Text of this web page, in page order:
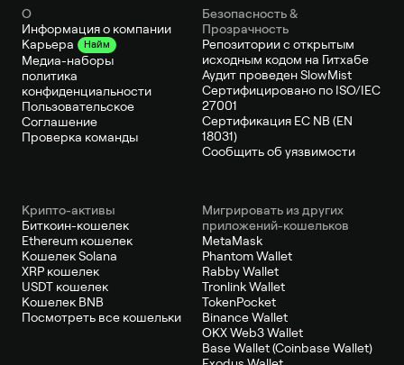
О
Информация о компании
Карьера
Найм
Медиа-наборы
политика
конфиденциальности
Пользовательское
Соглашение
Проверка команды
Безопасность &
Прозрачность
Репозитории с открытым
исходным кодом на Гитхабе
Аудит проведен SlowMist
Сертифицировано по ISO/IEC
27001
Сертификация ЕС NB (EN
18031)
Сообщить об уязвимости
Крипто-активы
Биткоин-кошелек
Ethereum кошелек
Кошелек Solana
XRP кошелек
USDT кошелек
Кошелек BNB
Посмотреть все кошельки
Мигрировать из других
приложений-кошельков
MetaMask
Phantom Wallet
Rabby Wallet
Tronlink Wallet
TokenPocket
Binance Wallet
OKX Web3 Wallet
Base Wallet (Coinbase Wallet)